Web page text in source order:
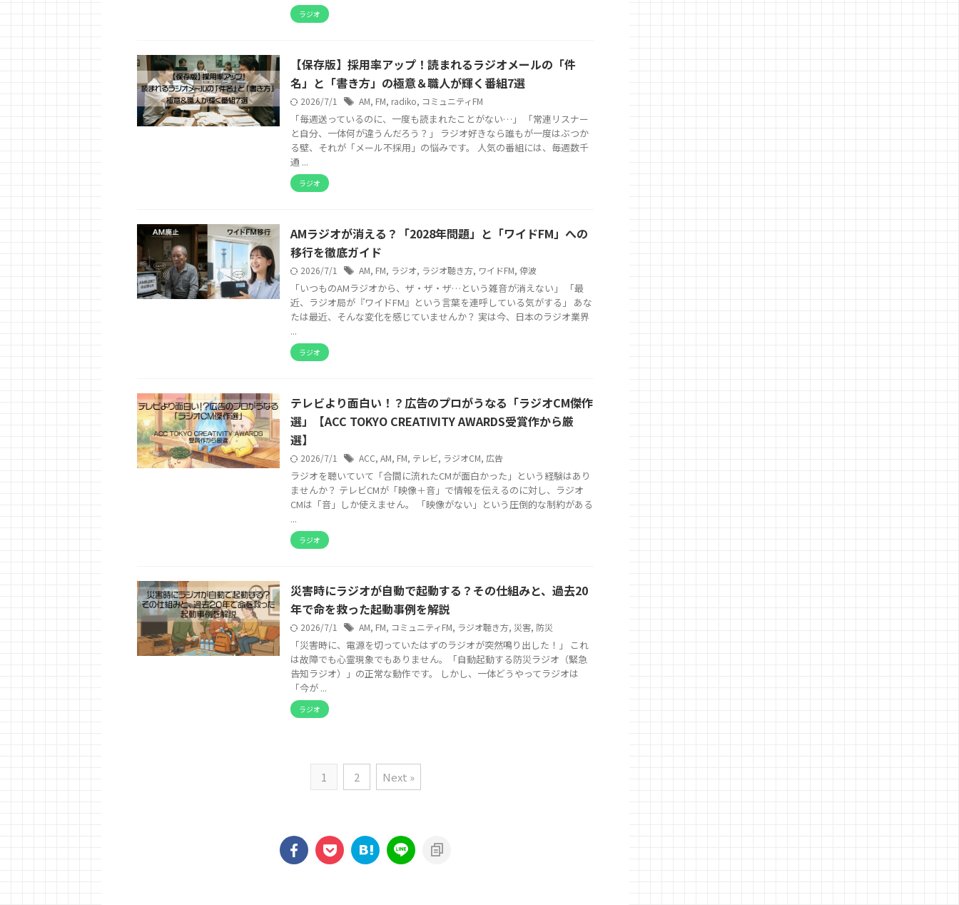
ラジオ
【保存版】採用率アップ！読まれるラジオメールの「件
名」と「書き方」の極意＆職人が輝く番組7選
2026/7/1 AM, FM, radiko, コミュニティFM
「毎週送っているのに、一度も読まれたことがない…」 「常連リスナー
と自分、一体何が違うんだろう？」 ラジオ好きなら誰もが一度はぶつか
る壁、それが「メール不採用」の悩みです。 人気の番組には、毎週数千
通 ...
ラジオ
AMラジオが消える？「2028年問題」と「ワイドFM」への
移行を徹底ガイド
2026/7/1 AM, FM, ラジオ, ラジオ聴き方, ワイドFM, 停波
「いつものAMラジオから、ザ・ザ・ザ…という雑音が消えない」 「最
近、ラジオ局が『ワイドFM』という言葉を連呼している気がする」 あな
たは最近、そんな変化を感じていませんか？ 実は今、日本のラジオ業界
...
ラジオ
テレビより面白い！？広告のプロがうなる「ラジオCM傑作
選」【ACC TOKYO CREATIVITY AWARDS受賞作から厳
選】
2026/7/1 ACC, AM, FM, テレビ, ラジオCM, 広告
ラジオを聴いていて「合間に流れたCMが面白かった」という経験はあり
ませんか？ テレビCMが「映像＋音」で情報を伝えるのに対し、ラジオ
CMは「音」しか使えません。 「映像がない」という圧倒的な制約がある
...
ラジオ
災害時にラジオが自動で起動する？その仕組みと、過去20
年で命を救った起動事例を解説
2026/7/1 AM, FM, コミュニティFM, ラジオ聴き方, 災害, 防災
「災害時に、電源を切っていたはずのラジオが突然鳴り出した！」 これ
は故障でも心霊現象でもありません。「自動起動する防災ラジオ（緊急
告知ラジオ）」の正常な動作です。 しかし、一体どうやってラジオは
「今が ...
ラジオ
1 2 Next »